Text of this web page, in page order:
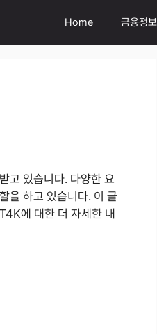
Home 금융정보
고 있습니다. 다양한 요
을 하고 있습니다. 이 글
에 대한 더 자세한 내